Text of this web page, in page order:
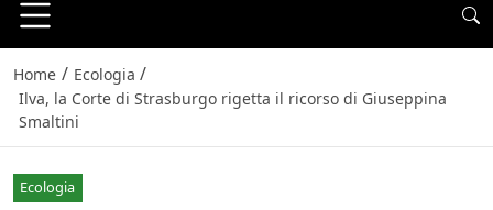
Home / Ecologia /
Ilva, la Corte di Strasburgo rigetta il ricorso di Giuseppina
Smaltini
Ecologia